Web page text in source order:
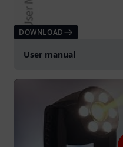
DOWNLOAD
User manual